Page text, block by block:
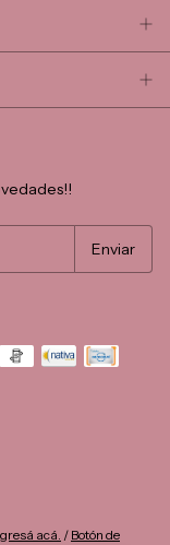
acá. / Botón de